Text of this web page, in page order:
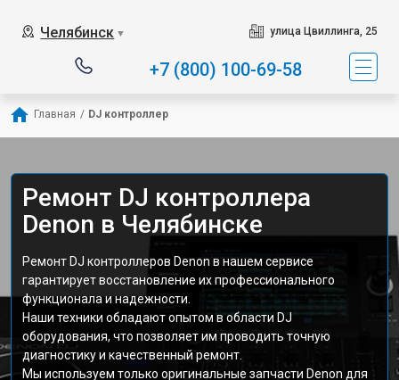
Челябинск ▼ улица Цвиллинга, 25
+7 (800) 100-69-58
Главная / DJ контроллер
Ремонт DJ контроллера
Denon в Челябинске
Ремонт DJ контроллеров Denon в нашем сервисе
гарантирует восстановление их профессионального
функционала и надежности.
Наши техники обладают опытом в области DJ
оборудования, что позволяет им проводить точную
диагностику и качественный ремонт.
Мы используем только оригинальные запчасти Denon для